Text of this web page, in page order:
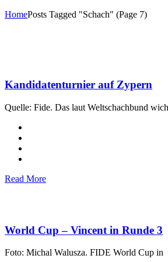
HomePosts Tagged "Schach" (Page 7)
Kandidatenturnier auf Zypern
Quelle: Fide. Das laut Weltschachbund
Read More
World Cup – Vincent in Runde 3
Foto: Michal Walusza. FIDE World Cup in